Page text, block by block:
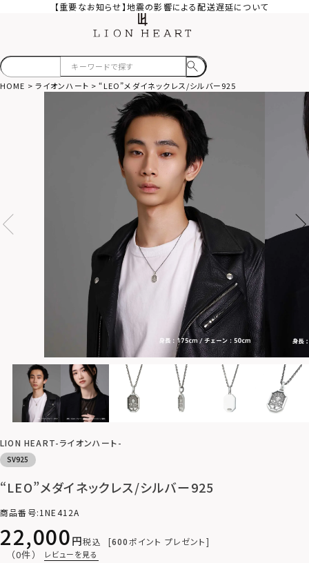
【重要なお知らせ】地震の影響による配送遅延について
HOME ライオンハート “LEO”メダイネックレス/シルバー925
LION HEART-ライオンハート-
SV925
“LEO”メダイネックレス/シルバー925
商品番号 1NE412A
22,000 税込 600ポイント プレゼント
（0件） レビューを見る